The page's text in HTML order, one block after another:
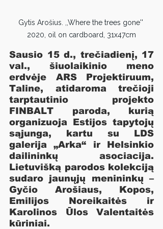
Gytis Arošius. ,,Where the trees gone''
2020, oil on cardboard, 31x47cm
Sausio 15 d., trečiadienį, 17
val., šiuolaikinio meno
erdvėje ARS Projektiruum,
Taline, atidaroma trečioji
tarptautinio projekto
FINBALT paroda, kurią
organizuoja Estijos tapytojų
sąjunga, kartu su LDS
galerija „Arka“ ir Helsinkio
dailininkų asociacija.
Lietuvišką parodos kolekciją
sudaro jaunųjų menininkų –
Gyčio Arošiaus, Kopos,
Emilijos Noreikaitės ir
Karolinos Ūlos Valentaitės
kūriniai.